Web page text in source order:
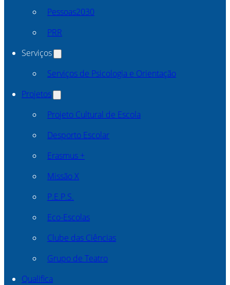
Pessoas2030
PRR
Serviços
Serviços de Psicologia e Orientação
Projetos
Projeto Cultural de Escola
Desporto Escolar
Erasmus +
Missão X
P.E.P.S.
Eco-Escolas
Clube das Ciências
Grupo de Teatro
Qualifica